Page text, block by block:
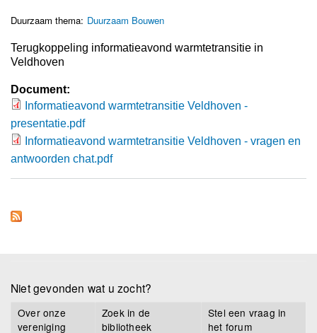
Duurzaam thema: Duurzaam Bouwen
Terugkoppeling informatieavond warmtetransitie in
Veldhoven
Document:
Informatieavond warmtetransitie Veldhoven
- presentatie.pdf
Informatieavond warmtetransitie Veldhoven -
presentatie.pdf
Informatieavond warmtetransitie Veldhoven
- vragen en antwoorden chat.pdf
Informatieavond warmtetransitie Veldhoven - vragen en
antwoorden chat.pdf
Niet gevonden wat u zocht?
Over onze
vereniging
Zoek in de
bibliotheek
Stel een vraag in
het forum